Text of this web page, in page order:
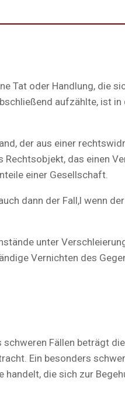
Tat oder Handlung, die
aufzählte, ist in
der aus einer
Rechtsobjekt, das einen
einer Gesellschaft.
dann der Fall,l wenn
unter
Vernichten des
Fällen beträgt
Ein besonders
die sich zur